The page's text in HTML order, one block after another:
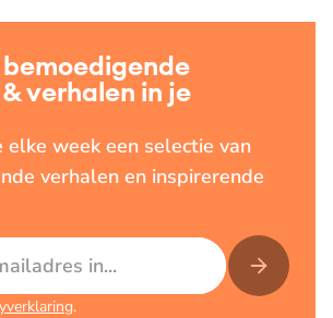
verhalen in je
elke week een selectie van
verhalen en inspirerende
.